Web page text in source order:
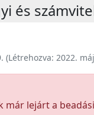
és
(Létrehozva: 2022.
már lejárt a